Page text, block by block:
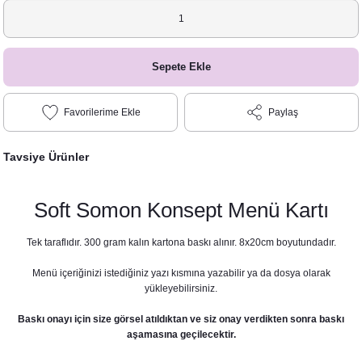
Sepete Ekle
Paylaş
Tavsiye Ürünler
Soft Somon Konsept Peçetelik
Soft Somon Konsept Menü Kartı
Tek taraflıdır. 300 gram kalın kartona baskı alınır. 8x20cm boyutundadır.
Menü içeriğinizi istediğiniz yazı kısmına yazabilir ya da dosya olarak
yükleyebilirsiniz.
Baskı onayı için size görsel atıldıktan ve siz onay verdikten sonra baskı
aşamasına geçilecektir.